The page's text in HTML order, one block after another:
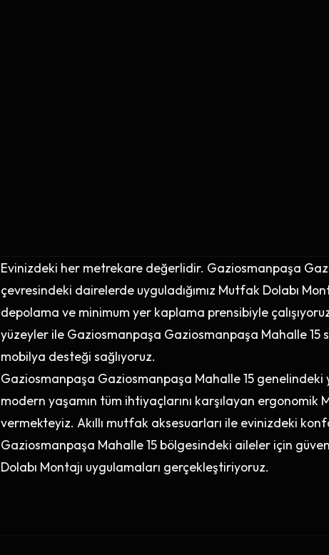
Evinizdeki her metrekare değerlidir. Gaziosmanpaşa
çevresindeki dairelerde uyguladığımız Mutfak Dolabı
depolama ve minimum yer kaplama prensibiyle
yüzeyler ile Gaziosmanpaşa Gaziosmanpaşa Mahalle 15
mobilya desteği sağlıyoruz.
Gaziosmanpaşa Gaziosmanpaşa Mahalle 15 genelindeki
modern yaşamın tüm ihtiyaçlarını karşılayan ergonomik
vermekteyiz. Akıllı mutfak aksesuarları ile evinizdeki
Gaziosmanpaşa Mahalle 15 bölgesindeki aileler için
Dolabı Montajı uygulamaları gerçekleştiriyoruz.